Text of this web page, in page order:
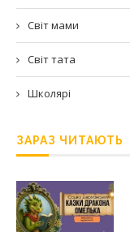
Світ мами
Світ тата
Школярі
ЗАРАЗ ЧИТАЮТЬ